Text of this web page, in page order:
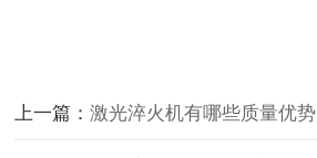
上一篇：激光淬火机有哪些质量优势